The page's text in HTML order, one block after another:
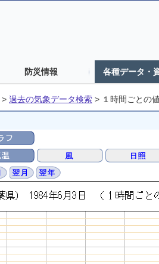
防災情報 各種データ・
> 過去の気象データ検索 > １時間ごとの